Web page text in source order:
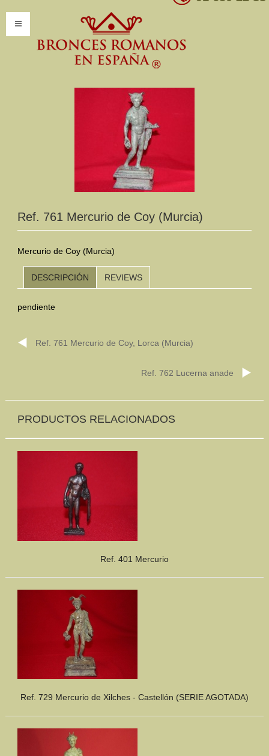
INFORMACIÓN
Introducción
Presentación
Modelos por encargo
Catálogo Completo
Mundo Romano
Trabajos Especiales
NOTICIAS CONTACTO PRESUPUESTO
BUSCAR
Ref. 761 Mercurio de Coy (Murcia)
Mercurio de Coy (Murcia)
DESCRIPCIÓN REVIEWS
pendiente
Ref. 761 Mercurio de Coy, Lorca (Murcia)
Ref. 762 Lucerna anade
PRODUCTOS RELACIONADOS
Ref. 401 Mercurio
Ref. 729 Mercurio de Xilches - Castellón (SERIE AGOTADA)